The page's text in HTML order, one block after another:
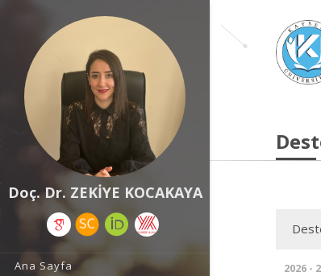
Doç. Dr. ZEKİYE KOCAKAYA
Ana Sayfa
2026 -